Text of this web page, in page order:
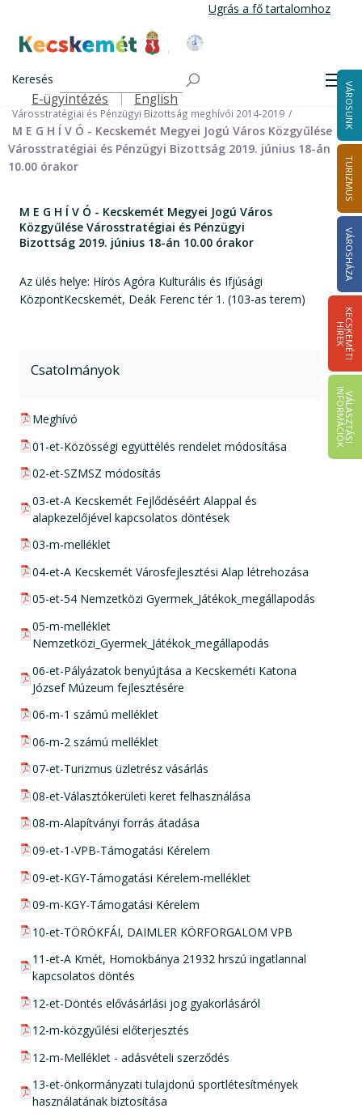
tartalomra
Ugrás a fő tartalomhoz
Kecskemét Város Honlapja
Keresés
Felső navigáció
E-ügyintézés English VÁROSUNK
TURIZMUS
VÁROSHÁZA
K
E
C
S
K
E
M
É
T
I
HÍ
R
E
K
V
Á
L
A
S
Z
T
Á
S
I
IN
F
O
R
M
Á
C
I
Ó
K
Önkormányzat
Bizottságok 2014-2024
Városstratégiai és Pénzügyi Bizottság 2014-2024
Városstratégiai és Pénzügyi Bizottság meghívói 2014-2019
M E G H Í V Ó - Kecskemét Megyei Jogú Város Közgyűlése
Városstratégiai és Pénzügyi Bizottság 2019. június 18-án
10.00 órakor
M E G H Í V Ó - Kecskemét Megyei Jogú Város
Közgyűlése Városstratégiai és Pénzügyi
Bizottság 2019. június 18-án 10.00 órakor
Az ülés helye: Hírös Agóra Kulturális és Ifjúsági
KözpontKecskemét, Deák Ferenc tér 1. (103-as terem)
Csatolmányok
pdf csatolmány:
Meghívó
pdf csatolmány:
01-et-Közösségi együttélés rendelet módosítása
pdf csatolmány:
02-et-SZMSZ módosítás
pdf csatolmány:
03-et-A Kecskemét Fejlődéséért Alappal és
alapkezelőjével kapcsolatos döntések
pdf csatolmány:
03-m-melléklet
pdf csatolmány:
04-et-A Kecskemét Városfejlesztési Alap létrehozása
pdf csatolmány:
05-et-54 Nemzetközi Gyermek_Játékok_megállapodás
pdf csatolmány:
05-m-melléklet
Nemzetközi_Gyermek_Játékok_megállapodás
pdf csatolmány:
06-et-Pályázatok benyújtása a Kecskeméti Katona
József Múzeum fejlesztésére
pdf csatolmány:
06-m-1 számú melléklet
pdf csatolmány:
06-m-2 számú melléklet
pdf csatolmány:
07-et-Turizmus üzletrész vásárlás
pdf csatolmány:
08-et-Választókerületi keret felhasználása
pdf csatolmány:
08-m-Alapítványi forrás átadása
pdf csatolmány:
09-et-1-VPB-Támogatási Kérelem
pdf csatolmány:
09-et-KGY-Támogatási Kérelem-melléklet
pdf csatolmány:
09-m-KGY-Támogatási Kérelem
pdf csatolmány:
10-et-TÖRÖKFÁI, DAIMLER KÖRFORGALOM VPB
pdf csatolmány:
11-et-A Kmét, Homokbánya 21932 hrszú ingatlannal
kapcsolatos döntés
pdf csatolmány:
12-et-Döntés elővásárlási jog gyakorlásáról
pdf csatolmány:
12-m-közgyűlési előterjesztés
pdf csatolmány:
12-m-Melléklet - adásvételi szerződés
pdf csatolmány:
13-et-önkormányzati tulajdonú sportlétesítmények
használatának biztosítása